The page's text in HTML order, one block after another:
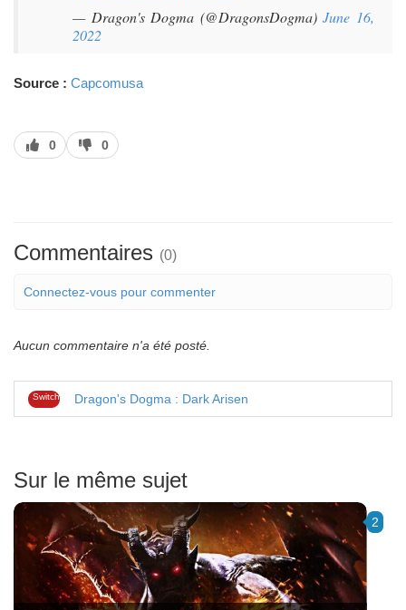
— Dragon's Dogma (@DragonsDogma)June 16,
2022
Source : Capcomusa
J’aime
0
J’aime
pas
0
Commentaires (0)
Connectez-vous pour commenter
Aucun commentaire n'a été posté.
Switch Dragon's Dogma : Dark Arisen
Sur le même sujet
2